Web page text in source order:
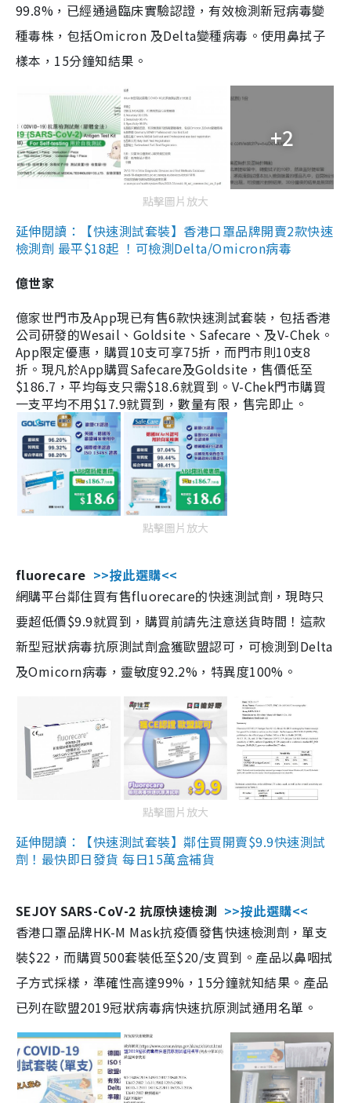
99.8%，已經通過臨床實驗認證，有效檢測新冠病毒變
種毒株，包括Omicron 及Delta變種病毒。使用鼻拭子
樣本，15分鐘知結果。
+2
點擊圖片放大
延伸閱讀：【快速測試套裝】香港口罩品牌開賣2款快速
檢測劑 最平$18起 ！可檢測Delta/Omicron病毒
億世家
億家世門市及App現已有售6款快速測試套裝，包括香港
公司研發的Wesail、Goldsite、Safecare、及V-Chek。
App限定優惠，購買10支可享75折，而門市則10支8
折。現凡於App購買Safecare及Goldsite，售價低至
$186.7，平均每支只需$18.6就買到。V-Chek門市購買
一支平均不用$17.9就買到，數量有限，售完即止。
點擊圖片放大
fluorecare >>按此選購<<
網購平台鄰住買有售fluorecare的快速測試劑，現時只
要超低價$9.9就買到，購買前請先注意送貨時間！這款
新型冠狀病毒抗原測試劑盒獲歐盟認可，可檢測到Delta
及Omicorn病毒，靈敏度92.2%，特異度100%。
點擊圖片放大
延伸閱讀：【快速測試套裝】鄰住買開賣$9.9快速測試
劑！最快即日發貨 每日15萬盒補貨
SEJOY SARS-CoV-2 抗原快速檢測 >>按此選購<<
香港口罩品牌HK-M Mask抗疫價發售快速檢測劑，單支
裝$22，而購買500套裝低至$20/支買到。產品以鼻咽拭
子方式採樣，準確性高達99%，15分鐘就知結果。產品
已列在歐盟2019冠狀病毒病快速抗原測試通用名單。